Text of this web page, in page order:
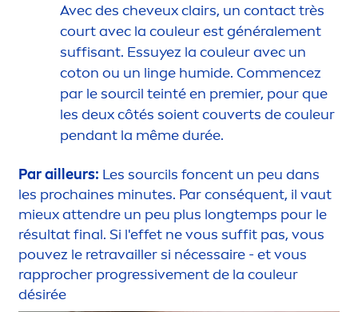
Avec des cheveux clairs, un contact très
court avec la couleur est généralement
suffisant. Essuyez la couleur avec un
coton ou un linge humide. Commencez
par le sourcil teinté en premier, pour que
les deux côtés soient couverts de couleur
pendant la même durée.
Par ailleurs: Les sourcils foncent un peu dans
les prochaines minutes. Par conséquent, il vaut
mieux attendre un peu plus longtemps pour le
résultat final. Si l'effet ne vous suffit pas, vous
pouvez le retravailler si nécessaire - et vous
rapprocher progressivement de la couleur
désirée